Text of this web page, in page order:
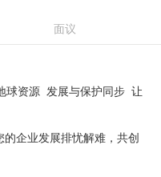
面议
球资源 发展与保护同步 让
企业发展排忧解难，共创